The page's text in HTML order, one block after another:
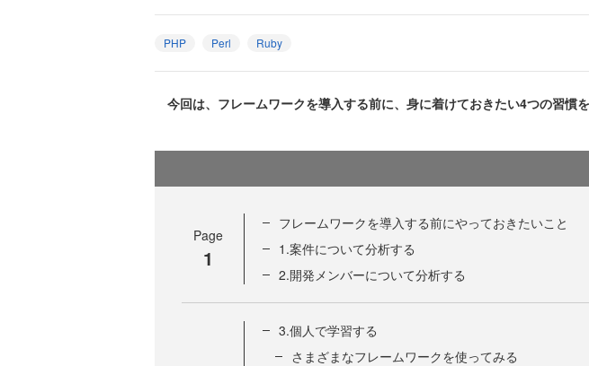
PHP Perl Ruby
今回は、フレームワークを導入する前に、身に着けておきたい4つの習慣
Page
1
フレームワークを導入する前にやっておきたいこと
1.案件について分析する
2.開発メンバーについて分析する
3.個人で学習する
さまざまなフレームワークを使ってみる